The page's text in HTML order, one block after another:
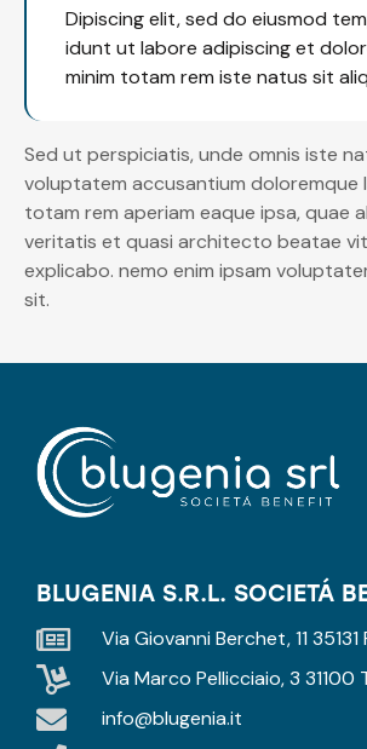
Dipiscing elit, sed do eiusmod
idunt ut labore adipiscing et
minim totam rem iste natus sit
Sed ut perspiciatis, unde omnis iste
voluptatem accusantium doloremque
totam rem aperiam eaque ipsa, quae
veritatis et quasi architecto beatae
explicabo. nemo enim ipsam
sit.
BLUGENIA S.R.L. SOCIETÁ
Via Giovanni Berchet, 11
Via Marco Pellicciaio, 3 31100
info@blugenia.it